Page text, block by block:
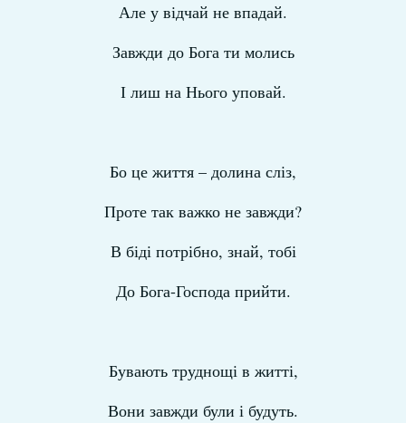
Але у відчай не впадай.
Завжди до Бога ти молись
І лиш на Нього уповай.
Бо це життя – долина сліз,
Проте так важко не завжди?
В біді потрібно, знай, тобі
До Бога-Господа прийти.
Бувають труднощі в житті,
Вони завжди були і будуть.